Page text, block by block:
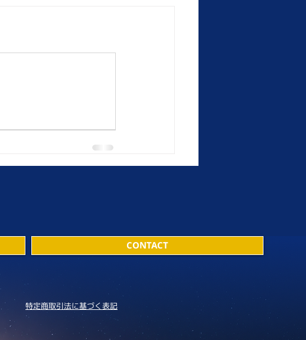
CONTACT
特定商取引法に基づく表記